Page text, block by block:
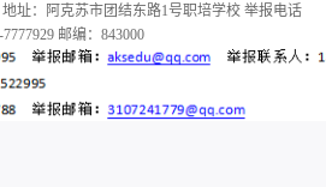
址：阿克苏市团结东路1号职培学校 举报电话
7777929 邮编：843000